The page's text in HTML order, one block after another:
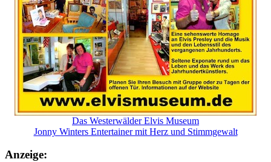
Das Westerwälder Elvis Museum
Jonny Winters Entertainer mit Herz und Stimmgewalt
Anzeige: